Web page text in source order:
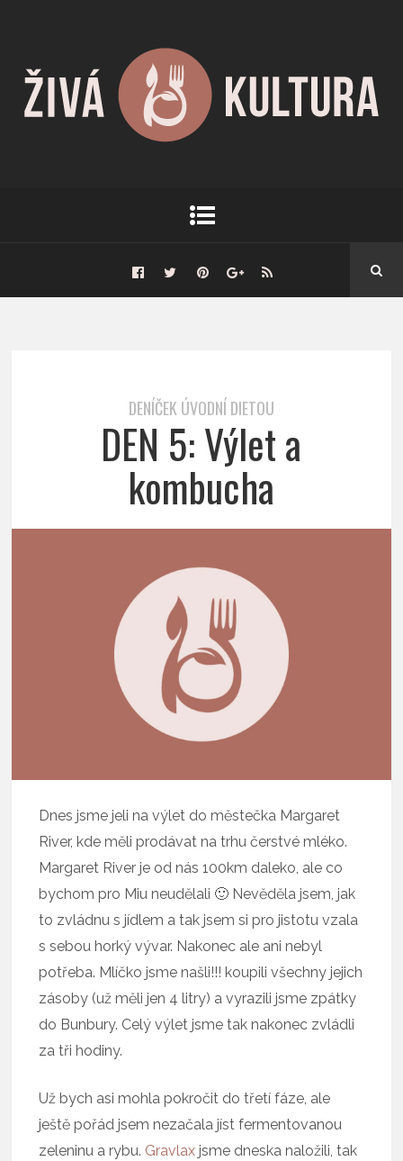
DENÍČEK ÚVODNÍ DIETOU
DEN 5: Výlet a
kombucha
Dnes jsme jeli na výlet do městečka Margaret
River, kde měli prodávat na trhu čerstvé mléko.
Margaret River je od nás 100km daleko, ale co
bychom pro Miu neudělali 🙂 Nevěděla jsem, jak
to zvládnu s jídlem a tak jsem si pro jistotu vzala
s sebou horký vývar. Nakonec ale ani nebyl
potřeba. Mlíčko jsme našli!!! koupili všechny jejich
zásoby (už měli jen 4 litry) a vyrazili jsme zpátky
do Bunbury. Celý výlet jsme tak nakonec zvládli
za tři hodiny.
Už bych asi mohla pokročit do třetí fáze, ale
ještě pořád jsem nezačala jíst fermentovanou
zeleninu a rybu. Gravlax jsme dneska naložili, tak